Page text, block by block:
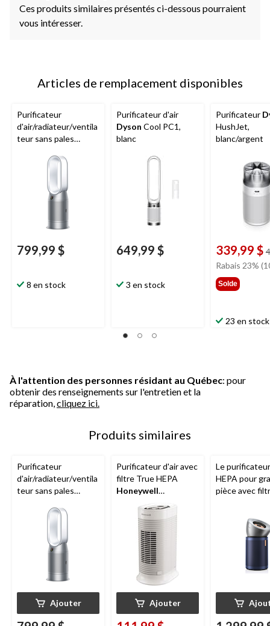
Ces produits similaires présentés ci-dessous pourraient
vous intéresser.
Articles de remplacement disponibles
Purificateur
d'air/radiateur/ventila
teur sans pales
HP07 Hot + Cool,
et les odeurs,
blanc/argent
799,99 $
8 en stock
Purificateur d'air
Dyson Cool PC1,
blanc
649,99 $
3 en stock
Purificateur
HushJet,
blanc/argent
339,99 $
Rabais 23%
Solde
23 en stock
À l'attention des personnes résidant au Québec: pour
obtenir des renseignements sur l'entretien et la
réparation, cliquez ici.
Produits similaires
Purificateur
d'air/radiateur/ventila
teur sans pales
HP07 Hot + Cool,
et les odeurs,
blanc/argent
Ajouter
Purificateur d'air avec
filtre True HEPA
Honeywell
allergènes et les
odeurs, blanc, petite
Ajouter
Le
HEPA pour
pièce avec
Formaldehyde
capture les